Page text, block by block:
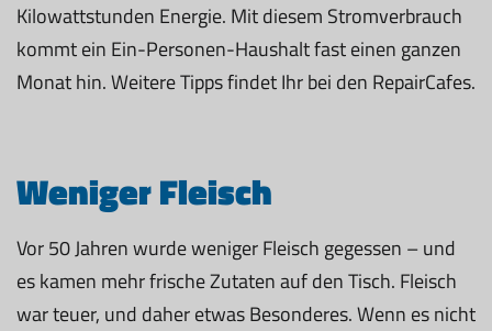
Kilowattstunden Energie. Mit diesem Stromverbrauch
kommt ein Ein-Personen-Haushalt fast einen ganzen
Monat hin. Weitere Tipps findet Ihr bei den RepairCafes.
Weniger Fleisch
Vor 50 Jahren wurde weniger Fleisch gegessen – und
es kamen mehr frische Zutaten auf den Tisch. Fleisch
war teuer, und daher etwas Besonderes. Wenn es nicht